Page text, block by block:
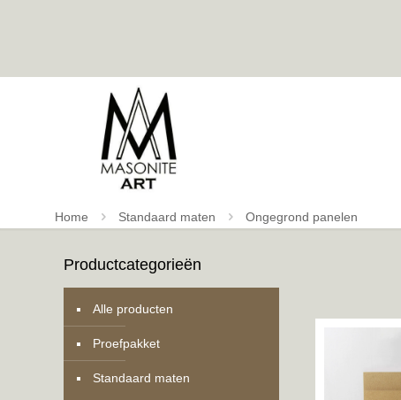
Home Standaard maten Ongegrond panelen
Productcategorieën
Alle producten
Proefpakket
Standaard maten